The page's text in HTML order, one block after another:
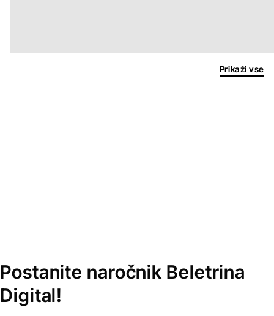
Prikaži vse
Postanite naročnik Beletrina
Digital!